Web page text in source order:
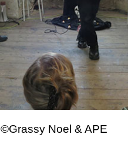
©Grassy Noel & APE